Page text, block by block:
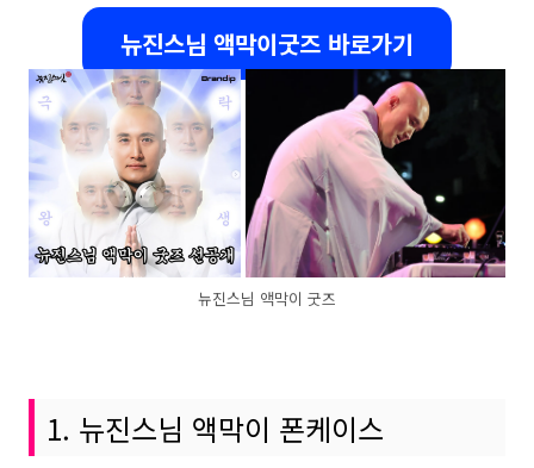
뉴진스님 액막이굿즈 바로가기
뉴진스님 액막이 굿즈
1. 뉴진스님 액막이 폰케이스